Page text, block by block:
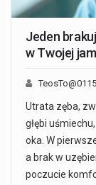
Jeden
w Twojej
TeosTo@0115
Utrata zęba,
głębi
oka. W
a brak w
poczucie